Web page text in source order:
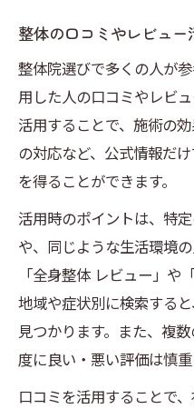
整体の口コミやレビュー
整体院選びで多くの人が
用した人の口コミやレビ
活用することで、施術の
の対応など、公式情報だ
を得ることができます。
活用時のポイントは、特
や、同じような生活環境
「全身整体 レビュー」や
地域や症状別に検索する
見つかります。また、複
度に良い・悪い評価は慎重
口コミを活用することで